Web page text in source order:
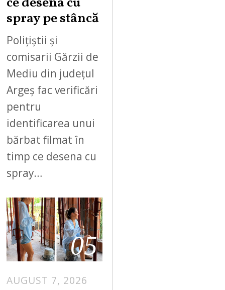
spray pe stâncă
Polițiștii și
comisarii Gărzii de
Mediu din județul
Argeș fac verificări
pentru
identificarea unui
bărbat filmat în
timp ce desena cu
spray…
05
AUGUST 7, 2026